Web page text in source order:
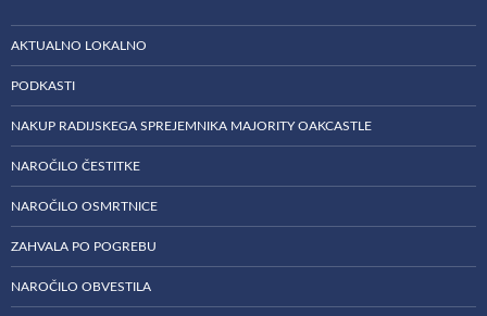
AKTUALNO LOKALNO
PODKASTI
NAKUP RADIJSKEGA SPREJEMNIKA MAJORITY OAKCASTLE
NAROČILO ČESTITKE
NAROČILO OSMRTNICE
ZAHVALA PO POGREBU
NAROČILO OBVESTILA